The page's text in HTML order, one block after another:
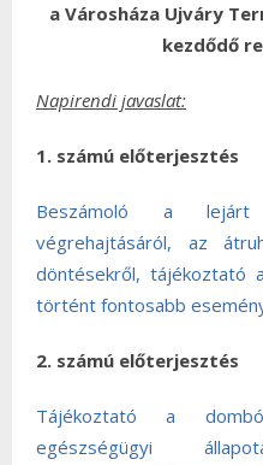
a Városháza Ujváry
kezdődő
Napirendi javaslat:
1. számú
Beszámoló a lejárt
végrehajtásáról, az
döntésekről, tájékoztató
történt fontosabb
2. számú
Tájékoztató a
egészségügyi